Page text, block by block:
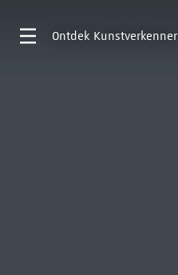
Ontdek Kunstverkenner